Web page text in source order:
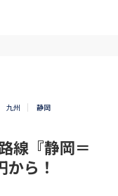
九州
静岡
線『静岡＝
ら！